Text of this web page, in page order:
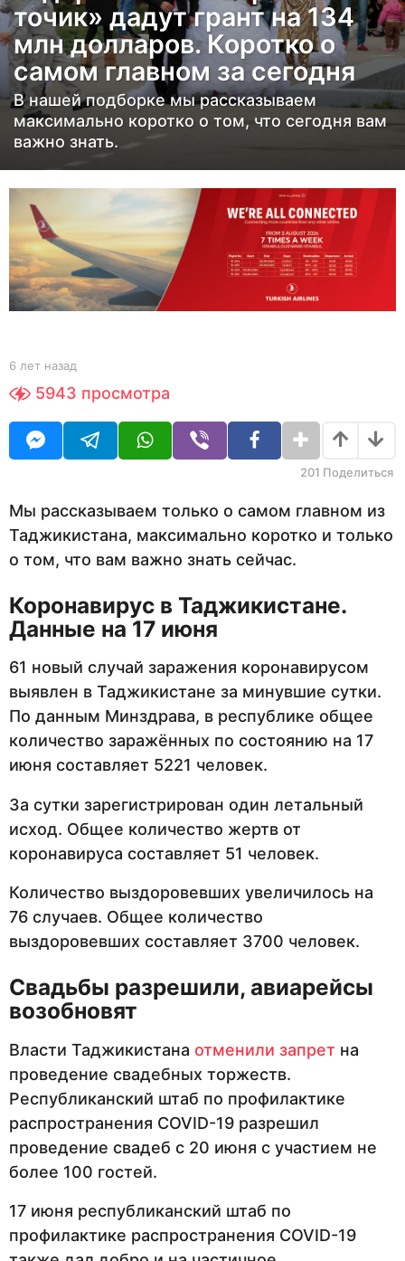
з
а
д
6
л
е
н
з
а
д
точик» дадут грант на 134
млн долларов. Коротко о
самом главном за сегодня
В нашей подборке мы рассказываем
максимально коротко о том, что сегодня вам
важно знать.
b
Y
6 лет назад
е
н
5943 просмотра
201 Поделиться
Мы рассказываем только о самом главном из
Таджикистана, максимально коротко и только
о том, что вам важно знать сейчас.
Коронавирус в Таджикистане.
Данные на 17 июня
61 новый случай заражения коронавирусом
выявлен в Таджикистане за минувшие сутки.
По данным Минздрава, в республике общее
количество заражённых по состоянию на 17
июня составляет 5221 человек.
За сутки зарегистрирован один летальный
исход. Общее количество жертв от
коронавируса составляет 51 человек.
Количество выздоровевших увеличилось на
76 случаев. Общее количество
выздоровевших составляет 3700 человек.
Свадьбы разрешили, авиарейсы
возобновят
Власти Таджикистана отменили запрет на
проведение свадебных торжеств.
Республиканский штаб по профилактике
распространения COVID-19 разрешил
проведение свадеб с 20 июня с участием не
более 100 гостей.
17 июня республиканский штаб по
профилактике распространения COVID-19